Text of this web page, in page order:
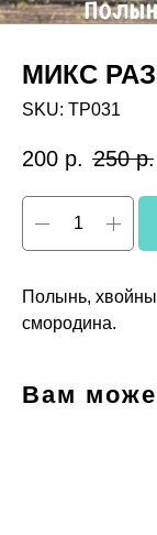
МИКС
SKU: ТР031
200 р. 250 р.
Полынь,
смородина.
Вам